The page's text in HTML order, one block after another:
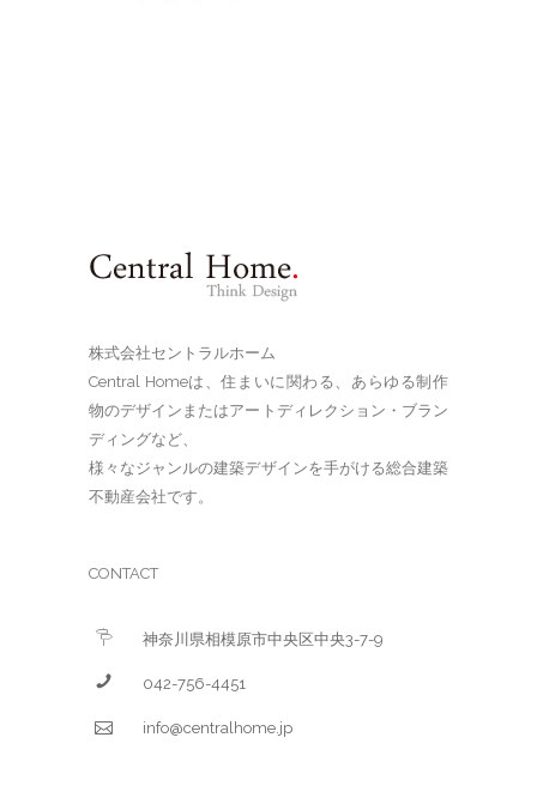
株式会社セントラルホーム
Central Homeは、住まいに関わる、あらゆる制作
物のデザインまたはアートディレクション・ブラン
ディングなど、
様々なジャンルの建築デザインを手がける総合建築
不動産会社です。
CONTACT
神奈川県相模原市中央区中央3-7-9
042-756-4451
info@centralhome.jp